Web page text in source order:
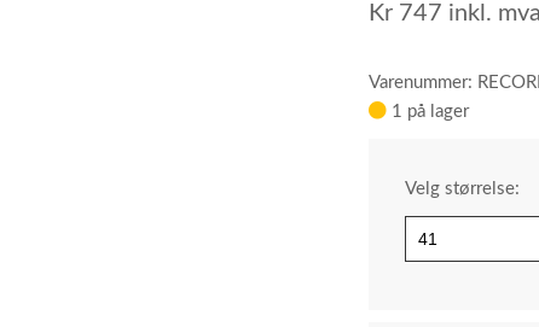
Kr 747 inkl. mva
Varenummer:
1 på lager
Velg størrelse: